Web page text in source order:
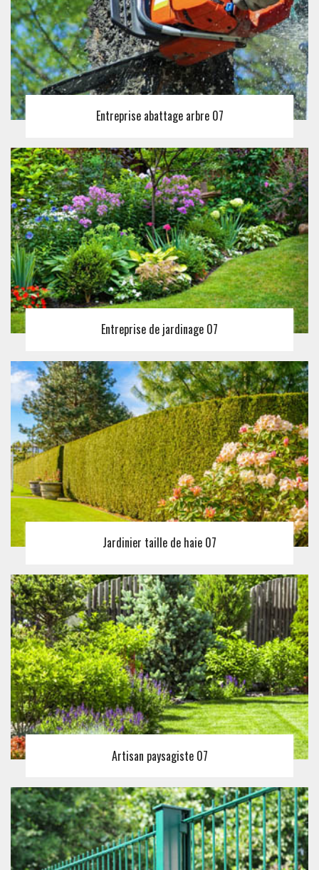
Entreprise abattage arbre 07
Entreprise de jardinage 07
Jardinier taille de haie 07
Artisan paysagiste 07